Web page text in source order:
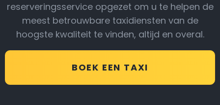
reserveringsservice opgezet om u te helpen de
meest betrouwbare taxidiensten van de
hoogste kwaliteit te vinden, altijd en overal.
BOEK EEN TAXI